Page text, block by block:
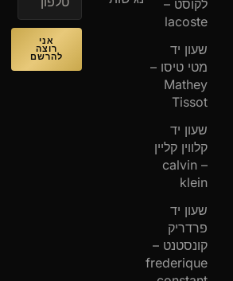
לקוסט –
lacoste
שעון יד
מטי טיסו –
Mathey
Tissot
שעון יד
קלווין קליין
– calvin
klein
שעון יד
פרדריק
קונסטנט –
frederique
אני
רוצה
להרשם